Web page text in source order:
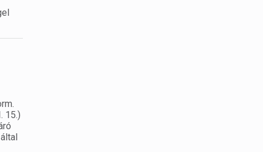
15.)